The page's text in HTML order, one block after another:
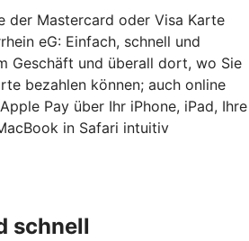
der Mastercard oder Visa Karte
eG: Einfach, schnell und
Geschäft und überall dort, wo Sie
bezahlen können; auch online
Pay über Ihr iPhone, iPad, Ihre
in Safari intuitiv
schnell